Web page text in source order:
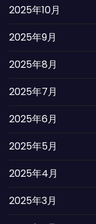
2025年10月
2025年9月
2025年8月
2025年7月
2025年6月
2025年5月
2025年4月
2025年3月